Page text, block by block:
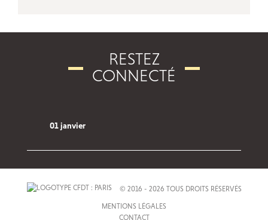
La Bourse du travail
RESTEZ
CONNECTÉ
01 janvier
© 2016 - 2026 TOUS DROITS RÉSERVÉS
MENTIONS LÉGALES
CONTACT